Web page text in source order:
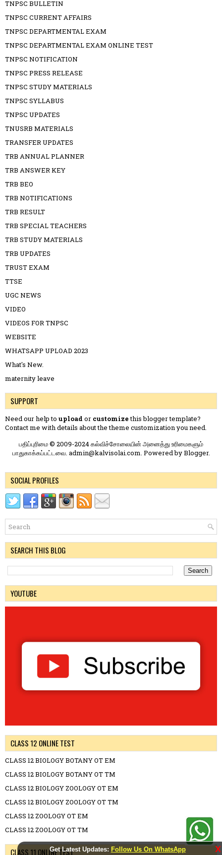
Get Latest Updates: Follow Us On WhatsApp X
TNPSC BULLETIN
TNPSC CURRENT AFFAIRS
TNPSC DEPARTMENTAL EXAM
TNPSC DEPARTMENTAL EXAM ONLINE TEST
TNPSC NOTIFICATION
TNPSC PRESS RELEASE
TNPSC STUDY MATERIALS
TNPSC SYLLABUS
TNPSC UPDATES
TNUSRB MATERIALS
TRANSFER UPDATES
TRB ANNUAL PLANNER
TRB ANSWER KEY
TRB BEO
TRB NOTIFICATIONS
TRB RESULT
TRB SPECIAL TEACHERS
TRB STUDY MATERIALS
TRB UPDATES
TRUST EXAM
TTSE
UGC NEWS
VIDEO
VIDEOS FOR TNPSC
WEBSITE
WHATSAPP UPLOAD 2023
What's New.
maternity leave
SUPPORT
Need our help to upload or customizethis blogger template?
Contact me with details about the theme customization you need.
பதிப்புரிமை © 2009-2024 கல்விச்சோலையின் அனைத்து உரிமைகளும்
பாதுகாக்கப்பட்டவை. admin@kalvisolai.com. Powered byBlogger.
SOCIAL PROFILES
SEARCH THIS BLOG
YOUTUBE
CLASS 12 ONLINE TEST
CLASS 12 BIOLOGY BOTANY OT EM
CLASS 12 BIOLOGY BOTANY OT TM
CLASS 12 BIOLOGY ZOOLOGY OT EM
CLASS 12 BIOLOGY ZOOLOGY OT TM
CLASS 12 ZOOLOGY OT EM
CLASS 12 ZOOLOGY OT TM
CLASS 11 ONLINE TEST